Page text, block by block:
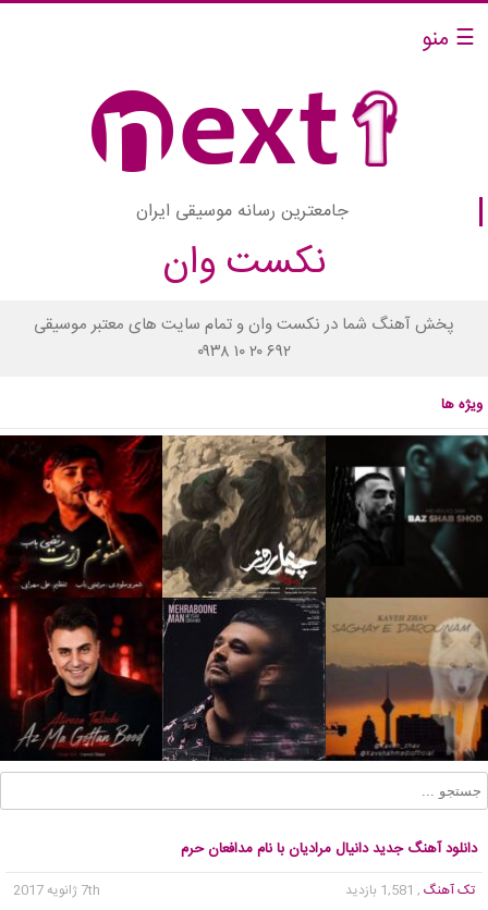
☰ منو
جامعترین رسانه موسیقی ایران
نکست وان
پخش آهنگ شما در نکست وان و تمام سایت های معتبر موسیقی
۰۹۳۸ ۱۰ ۲۰ ۶۹۲
ویژه ها
دانلود آهنگ جدید دانیال مرادیان با نام مدافعان حرم
تک آهنگ , 1,581 بازدید
7th ژانویه 2017